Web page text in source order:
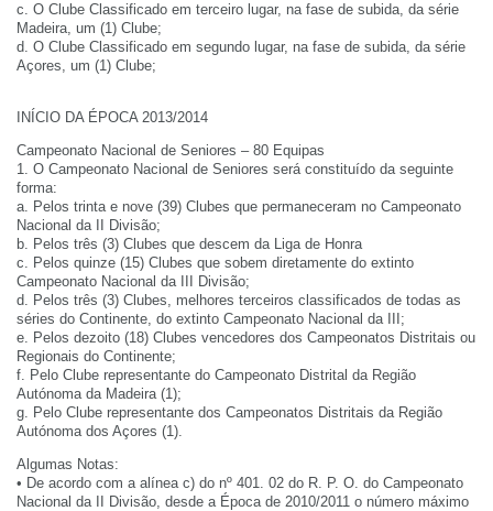
c. O Clube Classificado em terceiro lugar, na fase de subida, da série
Madeira, um (1) Clube;
d. O Clube Classificado em segundo lugar, na fase de subida, da série
Açores, um (1) Clube;
INÍCIO DA ÉPOCA 2013/2014
Campeonato Nacional de Seniores – 80 Equipas
1. O Campeonato Nacional de Seniores será constituído da seguinte
forma:
a. Pelos trinta e nove (39) Clubes que permaneceram no Campeonato
Nacional da II Divisão;
b. Pelos três (3) Clubes que descem da Liga de Honra
c. Pelos quinze (15) Clubes que sobem diretamente do extinto
Campeonato Nacional da III Divisão;
d. Pelos três (3) Clubes, melhores terceiros classificados de todas as
séries do Continente, do extinto Campeonato Nacional da III;
e. Pelos dezoito (18) Clubes vencedores dos Campeonatos Distritais ou
Regionais do Continente;
f. Pelo Clube representante do Campeonato Distrital da Região
Autónoma da Madeira (1);
g. Pelo Clube representante dos Campeonatos Distritais da Região
Autónoma dos Açores (1).
Algumas Notas:
• De acordo com a alínea c) do nº 401. 02 do R. P. O. do Campeonato
Nacional da II Divisão, desde a Época de 2010/2011 o número máximo